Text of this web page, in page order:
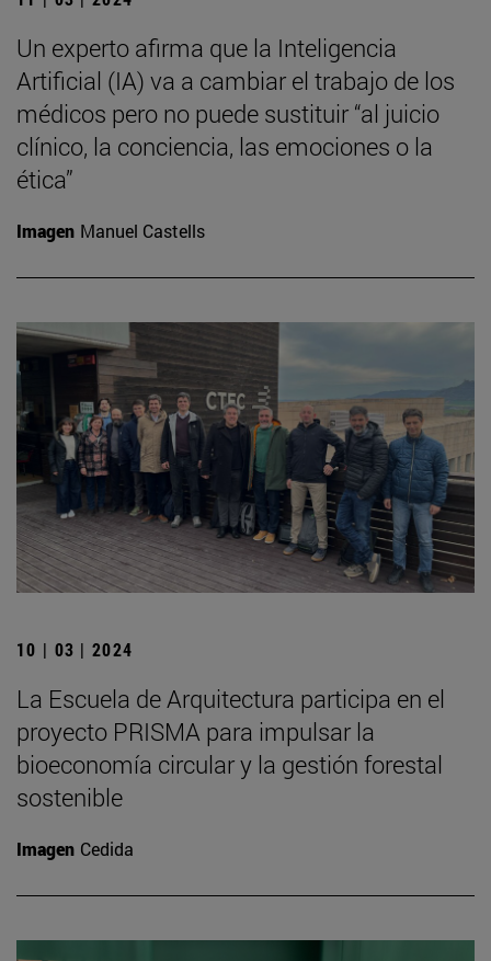
Un experto afirma que la Inteligencia
Artificial (IA) va a cambiar el trabajo de los
médicos pero no puede sustituir “al juicio
clínico, la conciencia, las emociones o la
ética”
Imagen Manuel Castells
10 | 03 | 2024
La Escuela de Arquitectura participa en el
proyecto PRISMA para impulsar la
bioeconomía circular y la gestión forestal
sostenible
Imagen Cedida